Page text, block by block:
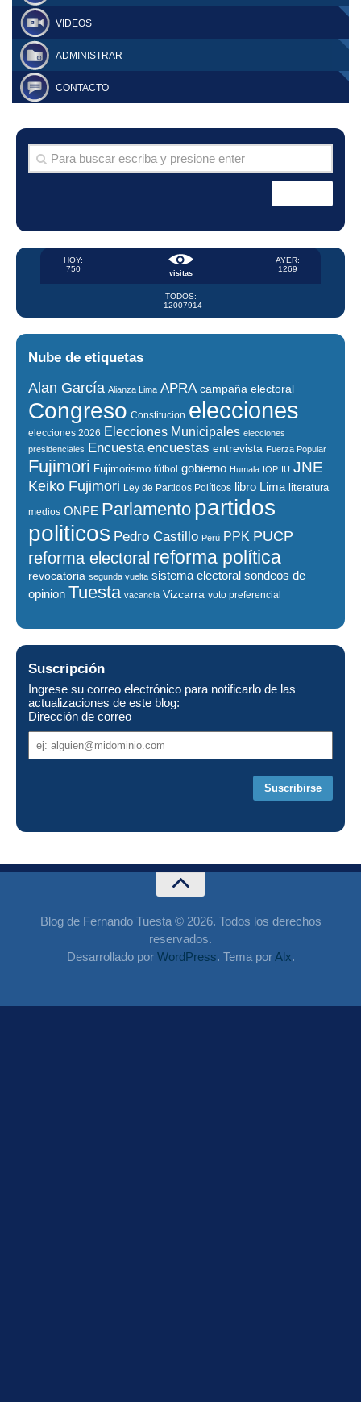
VIDEOS
ADMINISTRAR
CONTACTO
visitas
HOY:
750
AYER:
1269
TODOS:
12007914
Nube de etiquetas
Alan García Alianza Lima APRA campaña electoral
Congreso Constitucion elecciones
elecciones 2026 Elecciones Municipales elecciones
presidenciales
Encuesta encuestas entrevista Fuerza Popular
Fujimori Fujimorismo fútbol gobierno Humala IOP IU JNE
Keiko Fujimori Ley de Partidos Políticos libro Lima literatura
medios ONPE Parlamento partidos
politicos Pedro Castillo Perú PPK PUCP
reforma electoral reforma política
revocatoria segunda vuelta sistema electoral sondeos de
opinion Tuesta vacancia Vizcarra voto preferencial
Suscripción
Ingrese su correo electrónico para notificarlo de las
actualizaciones de este blog:
Dirección de correo
de
Blog de Fernando Tuesta © 2026. Todos los derechos
reservados.
Desarrollado por WordPress. Tema porAlx.